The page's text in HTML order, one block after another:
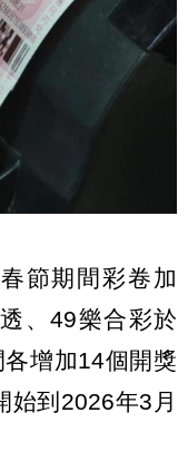
節期間彩卷加
、49樂合彩於
增加14個開獎
始到2026年3月